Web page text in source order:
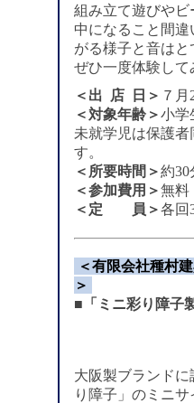
組み立て遊びや
中になること間
がる様子と音はと
ぜひ一度体験して
＜出 店 日＞ ７
＜対象年齢＞小
未就学児は保護者
す。
＜所要時間＞約30
＜参加費用＞無料
＜定 員＞各回
＜有限会社種村
＞
■「ミニ彩り障子
大阪製ブランド
り障子」のミニ